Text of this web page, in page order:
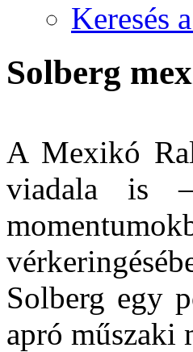
Keresés
Solberg
A Mexikó
viadala is –
Solberg egy
apró műszaki